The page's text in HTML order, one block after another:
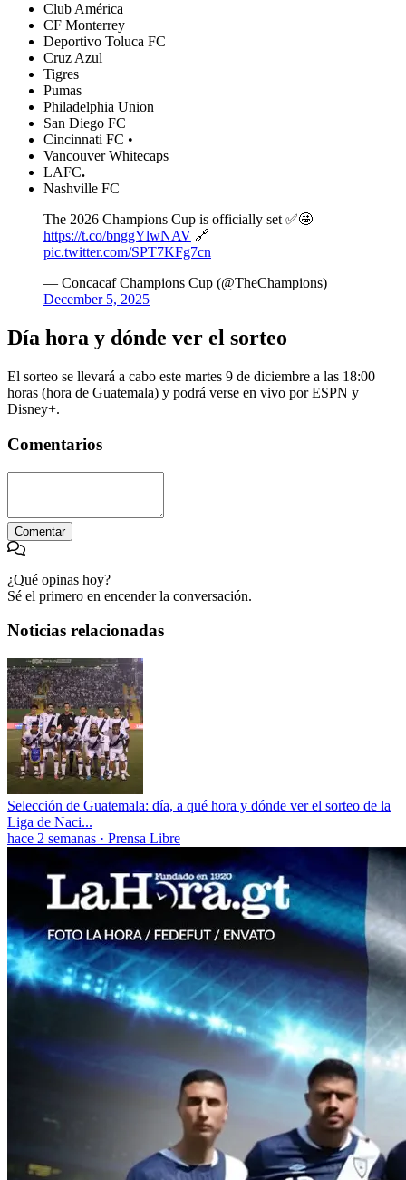
Club América
CF Monterrey
Deportivo Toluca FC
Cruz Azul
Tigres
Pumas
Philadelphia Union
San Diego FC
Cincinnati FC •
Vancouver Whitecaps
LAFC.
Nashville FC
The 2026 Champions Cup is officially set ✅🤩
https://t.co/bnggYlwNAV 🔗
pic.twitter.com/SPT7KFg7cn
— Concacaf Champions Cup (@TheChampions)
December 5, 2025
Día hora y dónde ver el sorteo
El sorteo se llevará a cabo este martes 9 de diciembre a las 18:00
horas (hora de Guatemala) y podrá verse en vivo por ESPN y
Disney+.
Comentarios
Comentar
¿Qué opinas hoy?
Sé el primero en encender la conversación.
Noticias relacionadas
Selección de Guatemala: día, a qué hora y dónde ver el sorteo de la
Liga de Naci...
hace 2 semanas · Prensa Libre